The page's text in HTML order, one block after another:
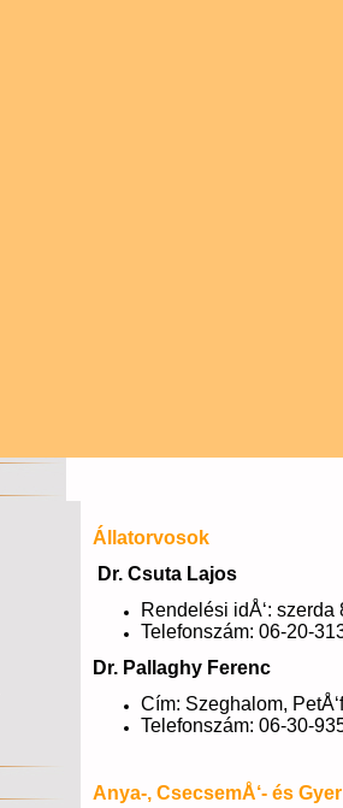
Állatorvosok
Dr. Csuta Lajos
Rendelési idÅ‘: szerda
Telefonszám: 06-20-
Dr. Pallaghy Ferenc
Cím: Szeghalom,
Telefonszám: 06-30-
Anya-, CsecsemÅ‘- és